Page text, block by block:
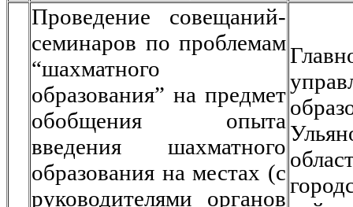
Проведение совещаний-
семинаров по проблемам
“шахматного
образования” на предмет
обобщения опыта
введения шахматного
образования на местах (с
руководителями органов